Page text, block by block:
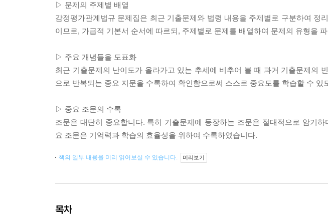
▷ 문제의 주제별 배열
감정평가관계법규 문제집은 최근 기출문제와 법령 내용을 주제별로 구분하여 정
이므로, 가급적 기본서 순서에 따르되, 주제별로 문제를 배열하여 문제의 유형을
▷ 주요 개념들을 도표화
최근 기출문제의 난이도가 올라가고 있는 추세에 비추어 볼 때 과거 기출문제의
으로 반복되는 중요 지문을 수록하여 확인함으로써 스스로 중요도를 학습할 수 있
▷ 중요 조문의 수록
조문은 대단히 중요합니다. 특히 기출문제에 등장하는 조문은 절대적으로 암기
요 조문은 기억력과 학습의 효율성을 위하여 수록하였습니다.
책의 일부 내용을 미리 읽어보실 수 있습니다. 미리보기
목차